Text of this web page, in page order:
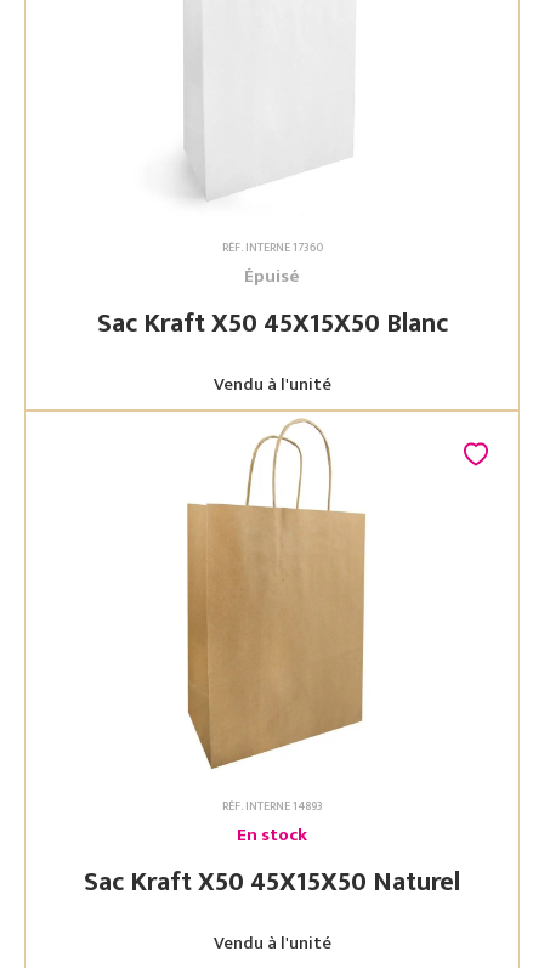
RÉF. INTERNE 17360
Épuisé
Sac Kraft X50 45X15X50 Blanc
Vendu à l'unité
RÉF. INTERNE 14893
En stock
Sac Kraft X50 45X15X50 Naturel
Vendu à l'unité